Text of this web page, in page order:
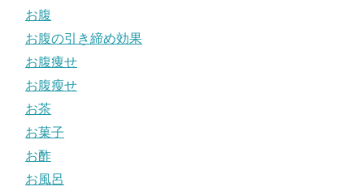
お腹
お腹の引き締め効果
お腹痩せ
お腹瘦せ
お茶
お菓子
お酢
お風呂